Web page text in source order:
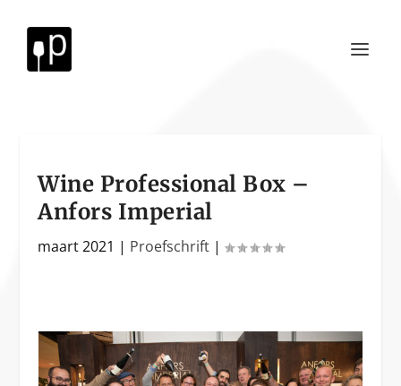
Wine Professional Box –
Anfors Imperial
maart 2021 | Proefschrift |